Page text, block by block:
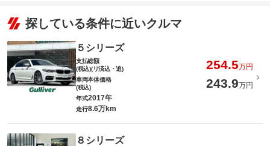
探している条件に近いクルマ
５シリーズ
支払総額
(税込)(リ済込・追)
254.5万円
車両本体価格
(税込)
243.9万円
年式2017年
走行8.6万km
８シリーズ